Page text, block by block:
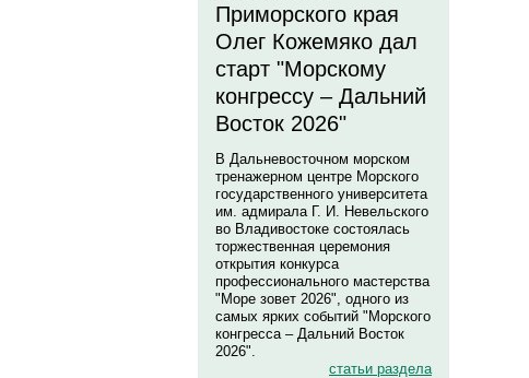
Приморского края
Олег Кожемяко дал
старт "Морскому
конгрессу – Дальний
Восток 2026"
В Дальневосточном морском
тренажерном центре Морского
государственного университета
им. адмирала Г. И. Невельского
во Владивостоке состоялась
торжественная церемония
открытия конкурса
профессионального мастерства
"Море зовет 2026", одного из
самых ярких событий "Морского
конгресса – Дальний Восток
2026".
статьи раздела